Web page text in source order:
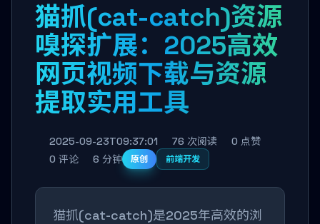
猫抓(cat-catch)资源
嗅探扩展：2025高效
网页视频下载与资源
提取实用工具
2025-09-23T09:37:01 76 次阅读
0 点赞
0 评论
6 分钟 原创 前端开发
猫抓(cat-catch)是2025年高效的浏